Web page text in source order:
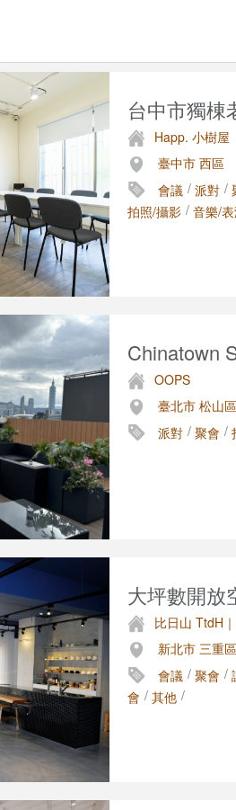
台中市獨棟
Happ. 小樹屋
臺中市 西區
會議 / 派對 /
拍照/攝影 / 音樂/
Chinatown
OOPS
臺北市 松山區
派對 / 聚會 /
大坪數開放
比日山 TtdH
新北市 三重區
會議 / 聚會 /
會 / 其他 /